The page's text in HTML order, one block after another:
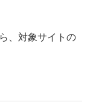
、対象サイトの